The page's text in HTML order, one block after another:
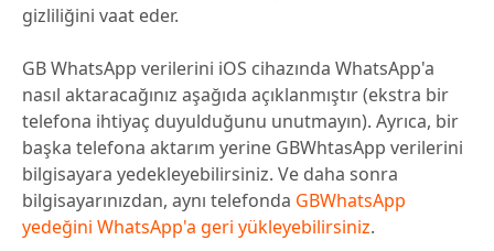
gizliliğini vaat eder.
GB WhatsApp verilerini iOS cihazında WhatsApp'a
nasıl aktaracağınız aşağıda açıklanmıştır (ekstra bir
telefona ihtiyaç duyulduğunu unutmayın). Ayrıca, bir
başka telefona aktarım yerine GBWhtasApp verilerini
bilgisayara yedekleyebilirsiniz. Ve daha sonra
bilgisayarınızdan, aynı telefonda GBWhatsApp
yedeğini WhatsApp'a geri yükleyebilirsiniz.